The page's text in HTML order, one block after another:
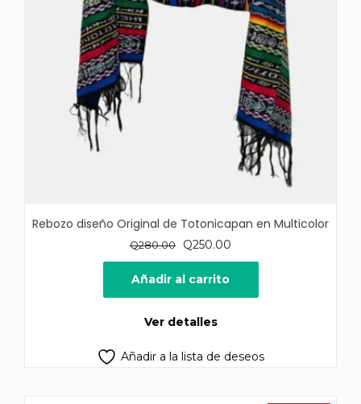
Rebozo diseño Original de Totonicapan en Multicolor
Q280.00
El
precio
original
era:
Q250.00
precio
es:
Añadir al carrito
Ver detalles
Añadir a la lista de deseos